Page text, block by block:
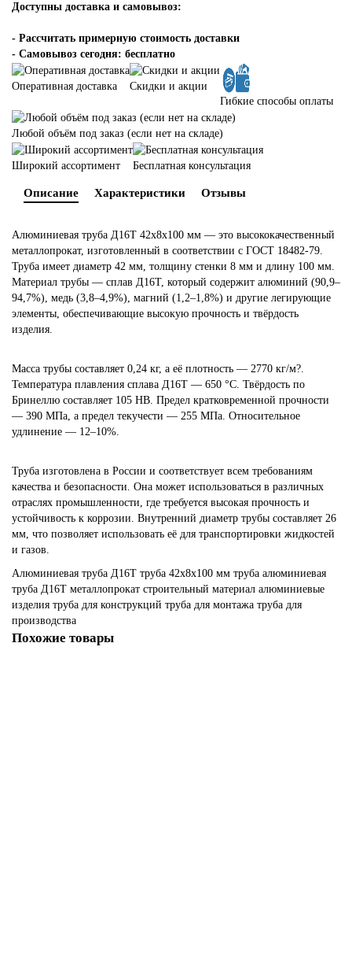
Доступны доставка и самовывоз:
- Рассчитать примерную стоимость доставки
- Самовывоз сегодня: бесплатно
Оперативная доставка
Скидки и акции
Гибкие способы оплаты
Любой объём под заказ (если нет на складе)
Широкий ассортимент Бесплатная консультация
Описание Характеристики Отзывы
Алюминиевая труба Д16Т 42х8х100 мм — это высококачественный
металлопрокат, изготовленный в соответствии с ГОСТ 18482-79.
Труба имеет диаметр 42 мм, толщину стенки 8 мм и длину 100 мм.
Материал трубы — сплав Д16Т, который содержит алюминий (90,9–
94,7%), медь (3,8–4,9%), магний (1,2–1,8%) и другие легирующие
элементы, обеспечивающие высокую прочность и твёрдость
изделия.
Масса трубы составляет 0,24 кг, а её плотность — 2770 кг/м?.
Температура плавления сплава Д16Т — 650 °C. Твёрдость по
Бринеллю составляет 105 HB. Предел кратковременной прочности
— 390 МПа, а предел текучести — 255 МПа. Относительное
удлинение — 12–10%.
Труба изготовлена в России и соответствует всем требованиям
качества и безопасности. Она может использоваться в различных
отраслях промышленности, где требуется высокая прочность и
устойчивость к коррозии. Внутренний диаметр трубы составляет 26
мм, что позволяет использовать её для транспортировки жидкостей
и газов.
Алюминиевая труба Д16Т труба 42х8х100 мм труба алюминиевая
труба Д16Т металлопрокат строительный материал алюминиевые
изделия труба для конструкций труба для монтажа труба для
производства
Похожие товары